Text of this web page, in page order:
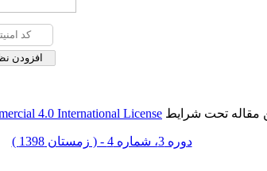
مقاله تحت شرایط 4.0 International License
دوره 3، شماره 4 - ( زمستان 1398 )